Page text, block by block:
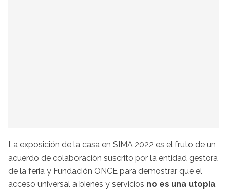
La exposición de la casa en SIMA 2022 es el fruto de un
acuerdo de colaboración suscrito por la entidad gestora
de la feria y Fundación ONCE para demostrar que el
acceso universal a bienes y servicios no es una utopía,